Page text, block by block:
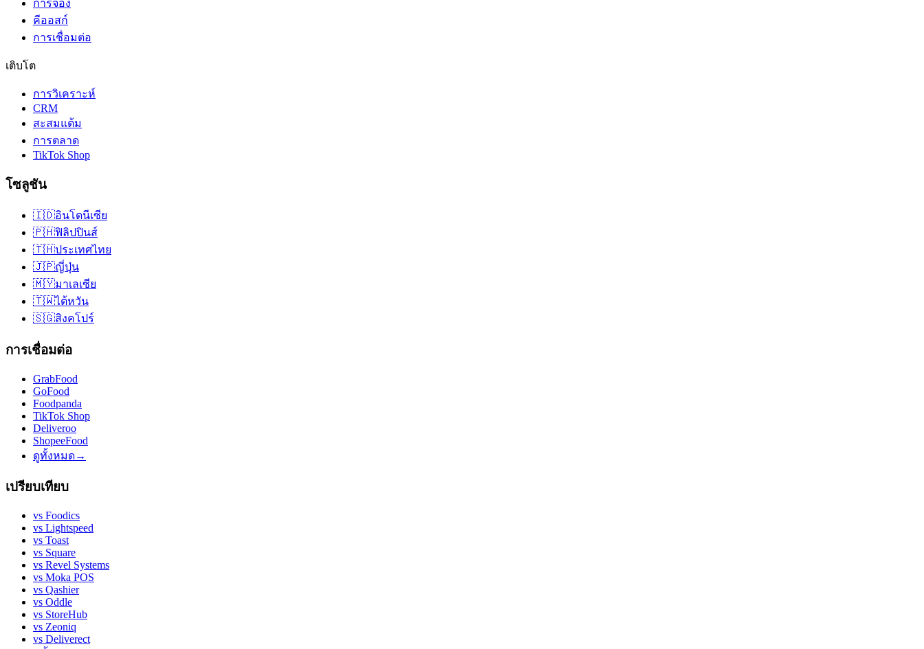
การจอง
คีออสก์
การเชื่อมต่อ
เติบโต
การวิเคราะห์
CRM
สะสมแต้ม
การตลาด
TikTok Shop
โซลูชัน
🇮🇩อินโดนีเซีย
🇵🇭ฟิลิปปินส์
🇹🇭ประเทศไทย
🇯🇵ญี่ปุ่น
🇲🇾มาเลเซีย
🇹🇼ไต้หวัน
🇸🇬สิงคโปร์
การเชื่อมต่อ
GrabFood
GoFood
Foodpanda
TikTok Shop
Deliveroo
ShopeeFood
ดูทั้งหมด→
เปรียบเทียบ
vs Foodics
vs Lightspeed
vs Toast
vs Square
vs Revel Systems
vs Moka POS
vs Qashier
vs Oddle
vs StoreHub
vs Zeoniq
vs Deliverect